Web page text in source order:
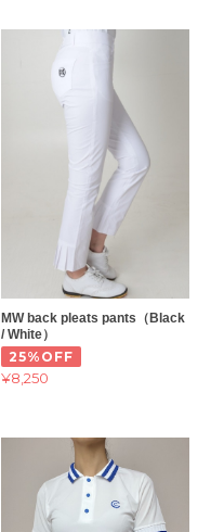
MW back pleats pants（Black
/ White）
25%OFF
¥8,250